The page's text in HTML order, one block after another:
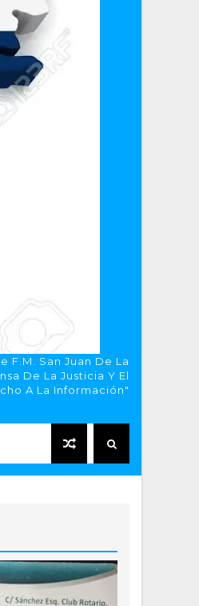
San Juan De La
De La Justicia Y El
A La Información"